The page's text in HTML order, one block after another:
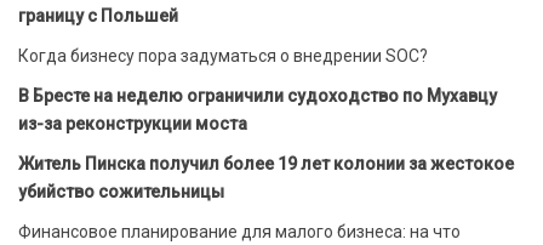
границу с Польшей
Когда бизнесу пора задуматься о внедрении SOC?
В Бресте на неделю ограничили судоходство по Мухавцу
из-за реконструкции моста
Житель Пинска получил более 19 лет колонии за жестокое
убийство сожительницы
Финансовое планирование для малого бизнеса: на что